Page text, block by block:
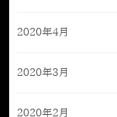
2020年4月
2020年3月
2020年2月